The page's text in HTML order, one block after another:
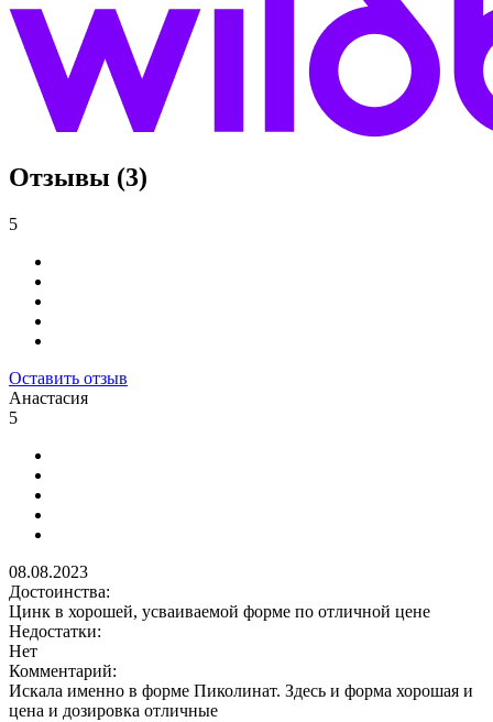
Отзывы (3)
5
Оставить отзыв
Анастасия
5
08.08.2023
Достоинства:
Цинк в хорошей, усваиваемой форме по отличной цене
Недостатки:
Нет
Комментарий:
Искала именно в форме Пиколинат. Здесь и форма хорошая и
цена и дозировка отличные